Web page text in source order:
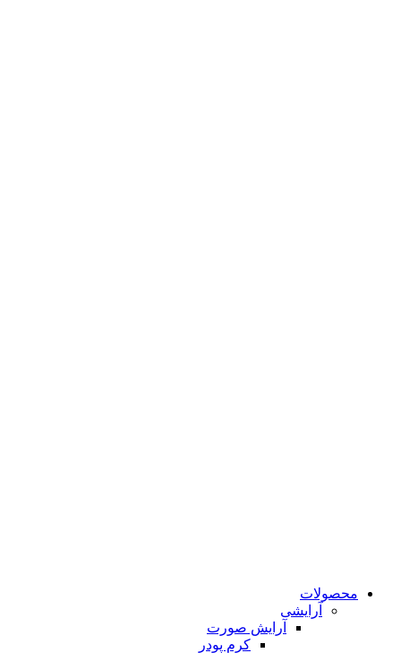
محصولات
آرایشی
آرایش صورت
کرم پودر